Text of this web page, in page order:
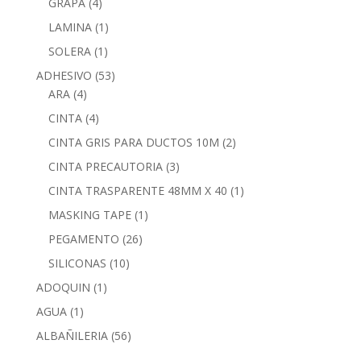
LAMINA (1)
SOLERA (1)
ADHESIVO (53)
ARA (4)
CINTA (4)
CINTA GRIS PARA DUCTOS 10M (2)
CINTA PRECAUTORIA (3)
CINTA TRASPARENTE 48MM X 40 (1)
MASKING TAPE (1)
PEGAMENTO (26)
SILICONAS (10)
ADOQUIN (1)
AGUA (1)
ALBAÑILERIA (56)